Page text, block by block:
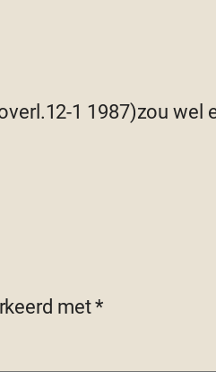
1 1987)zou wel
met*